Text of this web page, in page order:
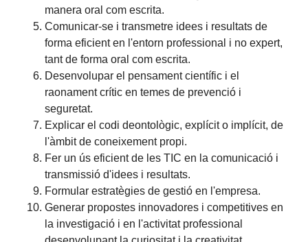
manera oral com escrita.
Comunicar-se i transmetre idees i resultats de
forma eficient en l'entorn professional i no expert,
tant de forma oral com escrita.
Desenvolupar el pensament científic i el
raonament crític en temes de prevenció i
seguretat.
Explicar el codi deontològic, explícit o implícit, de
l'àmbit de coneixement propi.
Fer un ús eficient de les TIC en la comunicació i
transmissió d'idees i resultats.
Formular estratègies de gestió en l'empresa.
Generar propostes innovadores i competitives en
la investigació i en l'activitat professional